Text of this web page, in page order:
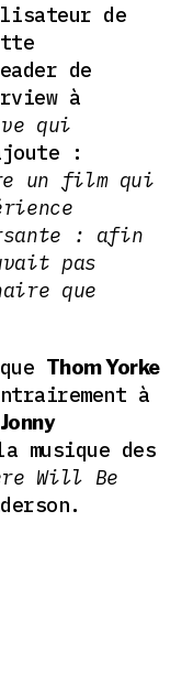
de
de
à
qui
:
un film qui
: afin
pas
que
Thom Yorke
à
Jonny
des
Will Be